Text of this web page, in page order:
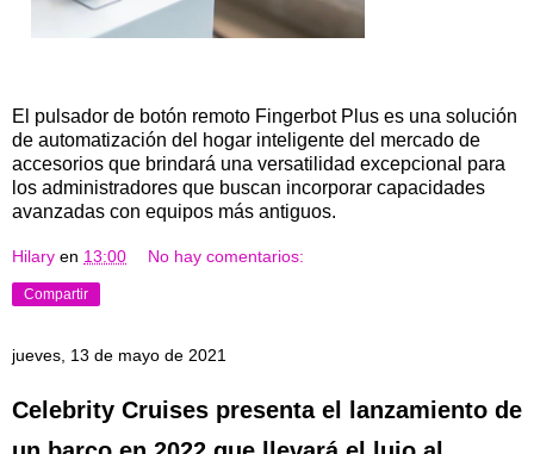
El pulsador de botón remoto Fingerbot Plus es una solución
de automatización del hogar inteligente del mercado de
accesorios que brindará una versatilidad excepcional para
los administradores que buscan incorporar capacidades
avanzadas con equipos más antiguos.
Hilary en 13:00 No hay comentarios:
Compartir
jueves, 13 de mayo de 2021
Celebrity Cruises presenta el lanzamiento de